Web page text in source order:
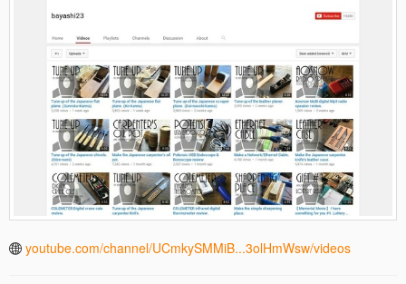
youtube.com/channel/UCmkySMMiB...3olHmWsw/videos